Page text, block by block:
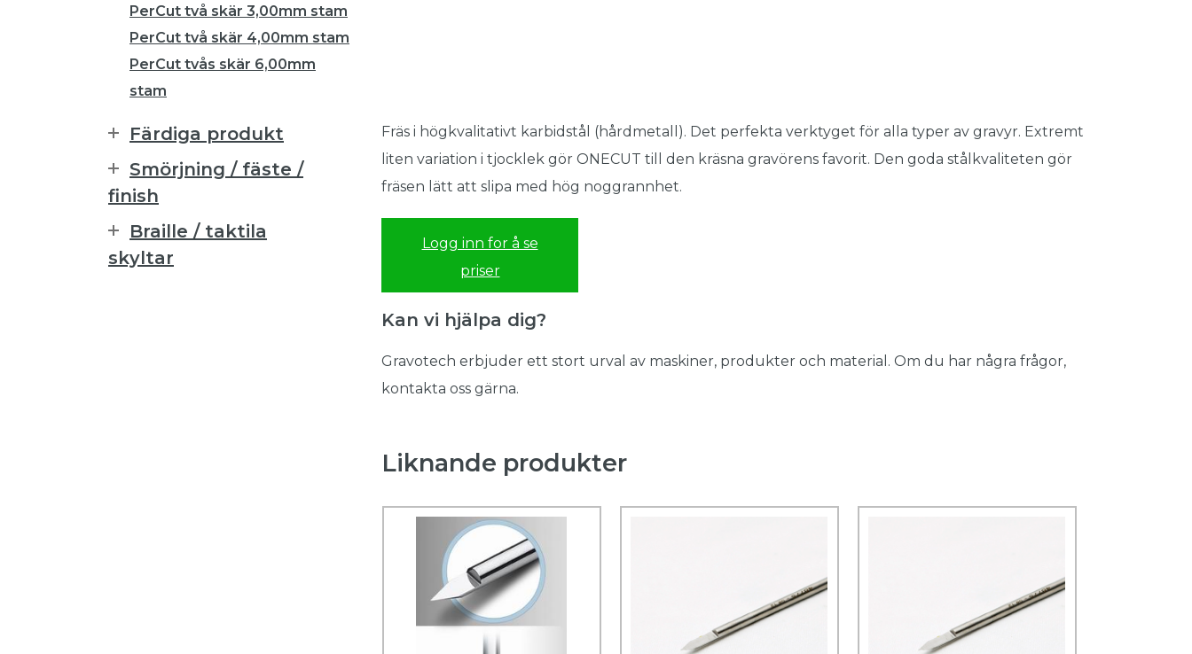
Fräs i högkvalitativt karbidstål (hårdmetall). Det perfekta verktyget för alla typer av gravyr. Extremt
liten variation i tjocklek gör ONECUT till den kräsna gravörens favorit. Den goda stålkvaliteten gör
fräsen lätt att slipa med hög noggrannhet.
Logg inn for å se
priser
Kan vi hjälpa dig?
Gravotech erbjuder ett stort urval av maskiner, produkter och material. Om du har några frågor,
kontakta oss gärna.
Liknande produkter
PerCut två skär 3,00mm stam
PerCut två skär 4,00mm stam
PerCut tvås skär 6,00mm
stam
Färdiga produkt
Smörjning / fäste /
finish
Braille / taktila
skyltar